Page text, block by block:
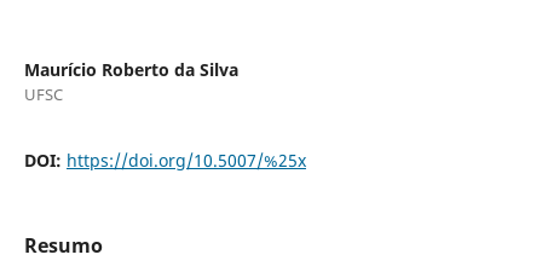
Maurício Roberto da Silva
UFSC
DOI: https://doi.org/10.5007/%25x
Resumo